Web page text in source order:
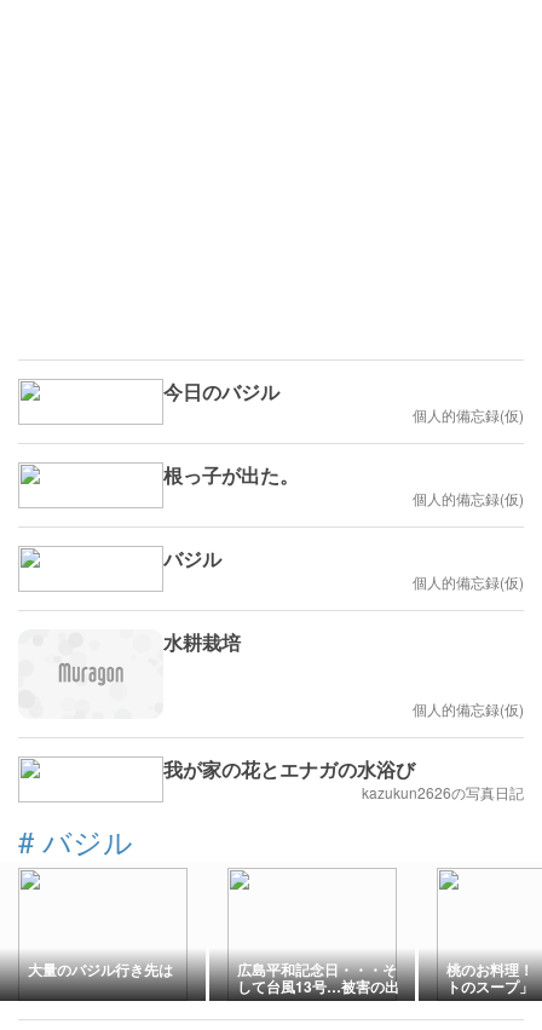
今日のバジル
個人的備忘録(仮)
根っ子が出た。
個人的備忘録(仮)
バジル
個人的備忘録(仮)
水耕栽培
個人的備忘録(仮)
我が家の花とエナガの水浴び
kazukun2626の写真日記
# バジル
大量のバジル行き先は 広島平和記念日・・・そ
して台風13号…被害の出
ないことを祈るのみ。
桃のお料理！
トのスープ」
ダ」「桃の春